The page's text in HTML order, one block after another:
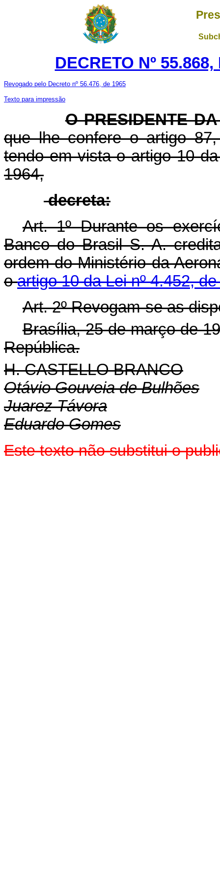
DECRETO Nº
Revogado pelo Decreto nº 56.476, de 1965
Texto para impressão
O PRESIDENTE
que lhe confere o artigo
tendo em vista o artigo 10
1964,
decreta:
Art. 1º Durante os
Banco do Brasil S. A.
ordem do Ministério da
oartigo 10 da Lei nº 4.452,
Art. 2º Revogam-se as
Brasília, 25 de março de
República.
H. CASTELLO BRANCO
Otávio Gouveia de Bulhões
Juarez Távora
Eduardo Gomes
Este texto não substitui o